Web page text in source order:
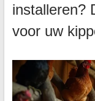
installeren?
voor uw